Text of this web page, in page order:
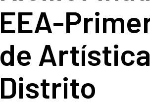
EEA-
de
Distrito